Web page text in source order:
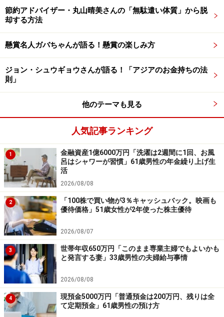
旅行も楽しめる」
ンは）繰り上げ返済で50歳までに返済終了」と借金を早
併せて「会社が401k（確定拠出年金）を導入していたの
で、（適宜）銘柄の見直しをしていた。持株会（への加
入）も、給与天引きで5％の補助があったので、月2万円
を積み立てた。株式投資も、生命保険を解約した返金
200万円を元手に、高配当株に投資した」とお金を増や
す工夫もされてきたそう。
また63歳で退職後に「401kの拠出で貯まった2000万円
を全額高配当株に投資」を実施。現在は「年間100万円
の配当がある」といいますが、実は「投資活動を（もっ
と）早く始めるべきでした」と悔やむ気持ちもある様子
節約アドバイザー・丸山晴美さんの「無駄遣い体質」から脱
却する方法
懸賞名人ガバちゃんが語る！懸賞の楽しみ方
ジョン・シュウギョウさんが語る！「アジアのお金持ちの法
則」
他のテーマも見る
人気記事ランキング
1
金融資産1億6000万円「洗濯は2週間に1回、お風
呂はシャワーが習慣」61歳男性の年金繰り上げ生
活
2026/08/08
2
「100株で買い物が3％キャッシュバック。映画も
優待価格」51歳女性が2年使った株主優待
2026/08/07
3
世帯年収650万円「このまま専業主婦でもよいかも
と発言する妻」33歳男性の夫婦給与事情
2026/08/08
4
現預金5000万円「普通預金は200万円、残りは全
て定期預金」61歳男性の預け方